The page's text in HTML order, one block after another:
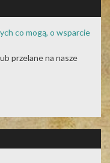
co mogą, o wsparcie
przelane na nasze